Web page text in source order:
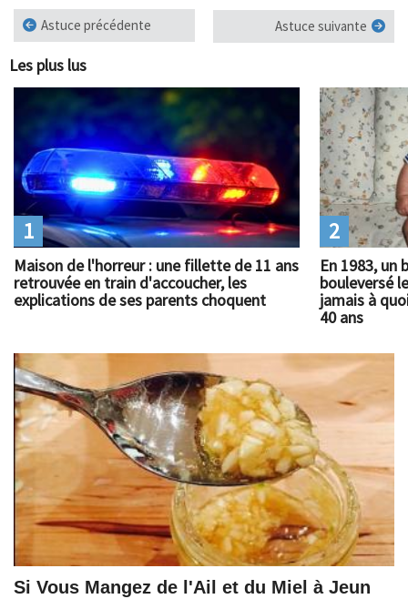
Astuce précédente Astuce suivante
Les plus lus
Maison de l'horreur : une fillette de 11 ans
retrouvée en train d'accoucher, les
explications de ses parents choquent
1
En 1983, un
bouleversé
jamais à
40 ans
2
Si Vous Mangez de l'Ail et du Miel à Jeun